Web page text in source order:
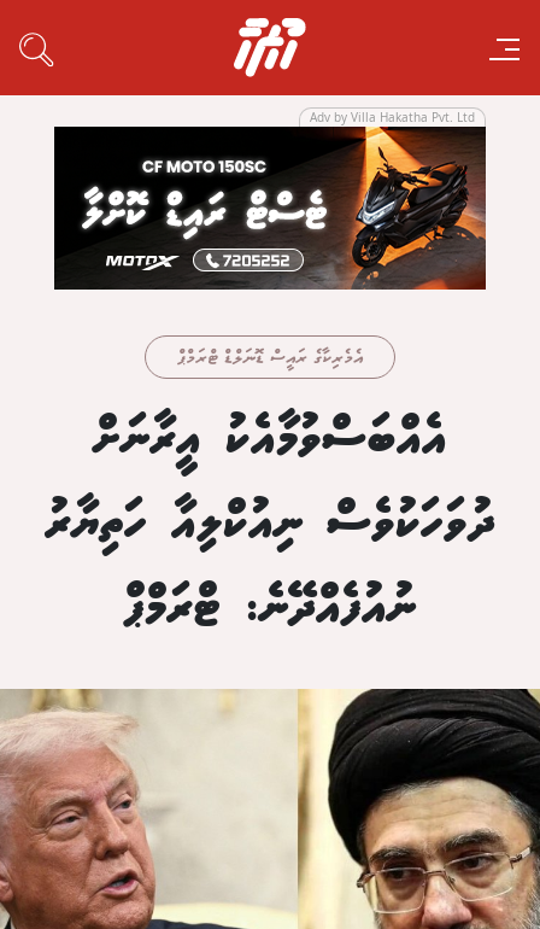
Adv by Villa Hakatha Pvt. Ltd
އެމެރިކާގެ ރައީސް ޑޮނަލްޑް ޓްރަމްޕް
އެއްބަސްވުމާއެކު އީރާނަށް
ދުވަހަކުވެސް ނިއުކްލިއާ ހަތިޔާރު
ނުއުފެއްދޭނެ: ޓްރަމްޕް